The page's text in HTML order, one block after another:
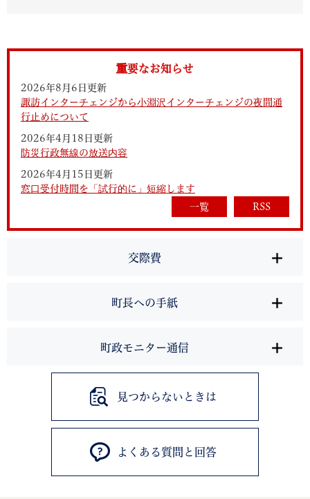
重要なお知らせ
2026年8月6日更新
諏訪インターチェンジから小淵沢インターチェンジの夜間通
行止めについて
2026年4月18日更新
防災行政無線の放送内容
2026年4月15日更新
窓口受付時間を「試行的に」短縮します
一覧
RSS
交際費
町長への手紙
町政モニター通信
見つからないときは
よくある質問と回答